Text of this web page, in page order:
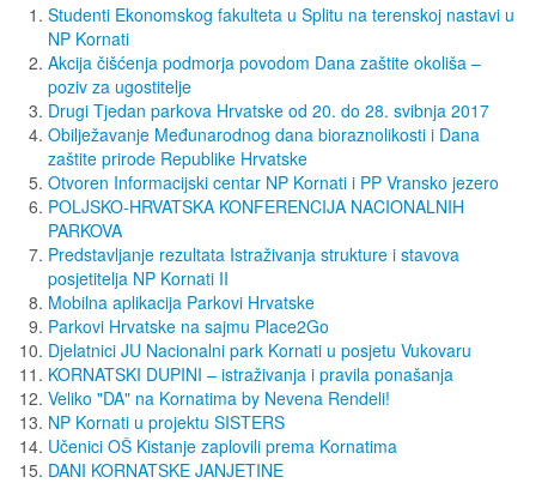
Studenti Ekonomskog fakulteta u Splitu na terenskoj nastavi u
NP Kornati
Akcija čišćenja podmorja povodom Dana zaštite okoliša –
poziv za ugostitelje
Drugi Tjedan parkova Hrvatske od 20. do 28. svibnja 2017
Obilježavanje Međunarodnog dana bioraznolikosti i Dana
zaštite prirode Republike Hrvatske
Otvoren Informacijski centar NP Kornati i PP Vransko jezero
POLJSKO-HRVATSKA KONFERENCIJA NACIONALNIH
PARKOVA
Predstavljanje rezultata Istraživanja strukture i stavova
posjetitelja NP Kornati II
Mobilna aplikacija Parkovi Hrvatske
Parkovi Hrvatske na sajmu Place2Go
Djelatnici JU Nacionalni park Kornati u posjetu Vukovaru
KORNATSKI DUPINI – istraživanja i pravila ponašanja
Veliko "DA" na Kornatima by Nevena Rendeli!
NP Kornati u projektu SISTERS
Učenici OŠ Kistanje zaplovili prema Kornatima
DANI KORNATSKE JANJETINE